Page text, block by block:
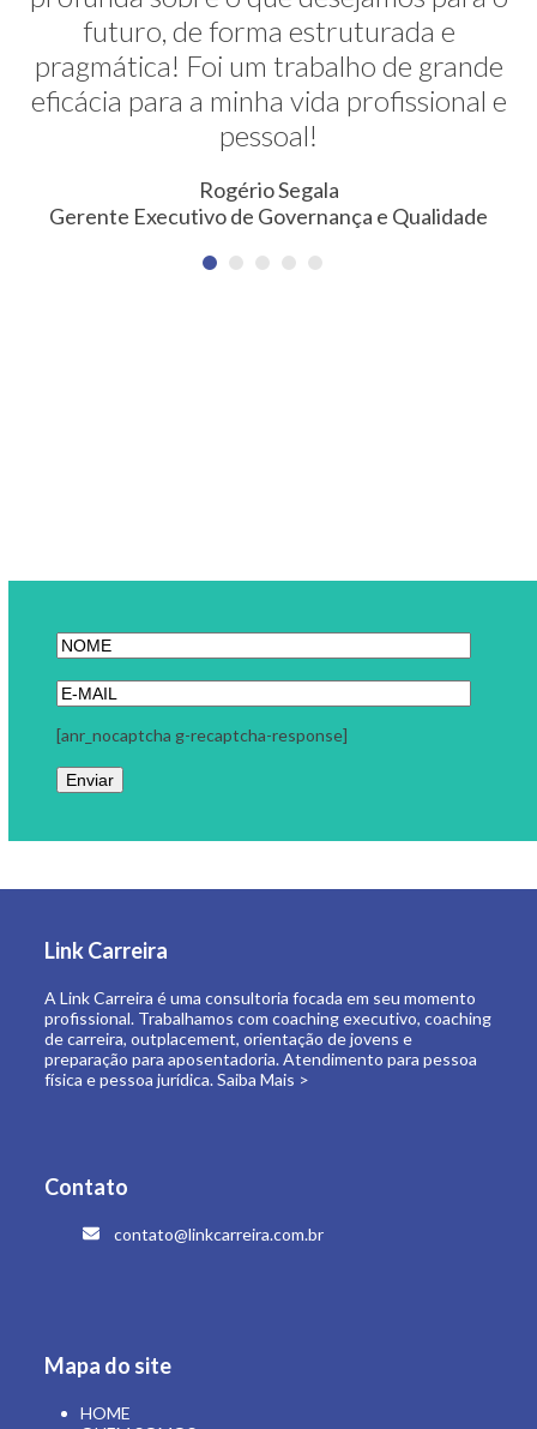
futuro, de forma estruturada e
pragmática! Foi um trabalho de grande
eficácia para a minha vida profissional e
pessoal!
Rogério Segala
Gerente Executivo de Governança e Qualidade
Erica Rodrigues
Consultora em Qualidade, Meio Ambiente, Saúde e
Segurança do Trabalho
de carreira, outplacement, orientação de jovens e
Contato
contato@linkcarreira.com.br
ARTIGOS
ÁREA RESTRITA